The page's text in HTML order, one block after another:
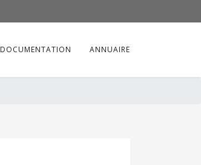
DOCUMENTATION ANNUAIRE